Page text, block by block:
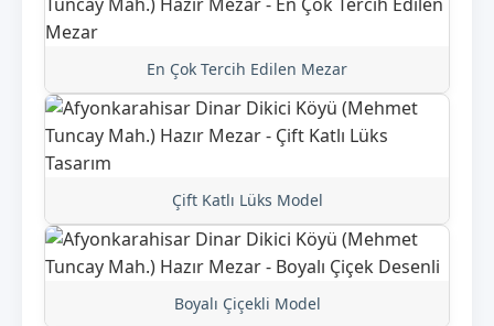
En Çok Tercih Edilen Mezar
Çift Katlı Lüks Model
Boyalı Çiçekli Model